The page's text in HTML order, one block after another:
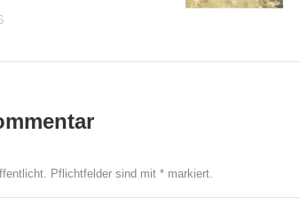
Pflichtfelder sind mit * markiert.